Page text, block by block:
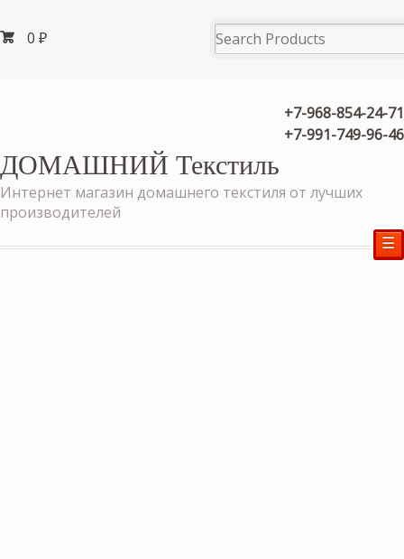
0 ₽
+7-968-854-24-71
+7-991-749-96-46
ДОМАШНИЙ Текстиль
Интернет магазин домашнего текстиля от лучших
производителей
☰